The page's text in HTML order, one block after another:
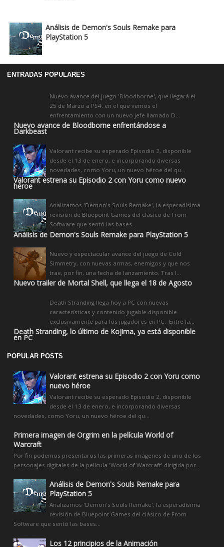
Análisis de Demon's Souls Remake para
PlayStation 5
ENTRADAS POPULARES
Nuevo avance de Bloodborne enfrentándose a
Darkbeast
Nuevo avance del juego 'Bloodborne', que llegará el
25 de Marzo a PS4, en el que vemos el
enfrentamiento con un nuevo jefe llamado D...
Valorant estrena su Episodio 2 con Yoru como nuevo
héroe
Valorant recibe su esperado Episodio 2, disponible
desde el 13 de enero, e incorporando diversas
novedades, como Yoru, un nuevo héroe del qu...
Análisis de Demon's Souls Remake para PlayStation 5
Analizamos 'Demon's Souls Remake', la esperadísima
revisión de Bluepoint Games del clásico de From
Software que sentó las bases...
Nuevo trailer de Mortal Shell, que llega el 18 de Agosto
Nuevo y espectacular avance del juego de Cold
Simmetry, con nuevas armas, enemigos y que nos
trae, por fin, una fecha de lanzamiento. Tras l...
Death Stranding, lo último de Kojima, ya está disponible
en PC
Death Stranding llega hoy a PC con nuevas
características y contenido jugable disponible
exclusivamente para los jugadores en PC. Entre la...
POPULAR POSTS
Valorant estrena su Episodio 2 con Yoru como
nuevo héroe
Valorant recibe su esperado Episodio 2, disponible
desde el 13 de enero, e incorporando diversas
novedades, como Yoru, un nuevo héroe del qu...
Primera imagen de Orgrim en la película World of
Warcraft
Por fin podemos presentaros las primeras imágenes de uno de los
personajes digitales de la película 'World of Warcraft' dirigida por...
Análisis de Demon's Souls Remake para
PlayStation 5
Analizamos 'Demon's Souls Remake', la esperadísima
revisión de Bluepoint Games del clásico de From
Software que sentó las bases...
Los 12 principios de la Animación